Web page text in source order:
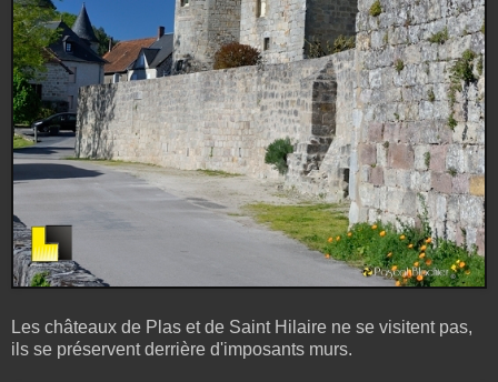
Les châteaux de Plas et de Saint Hilaire ne se visitent pas,
ils se préservent derrière d'imposants murs.